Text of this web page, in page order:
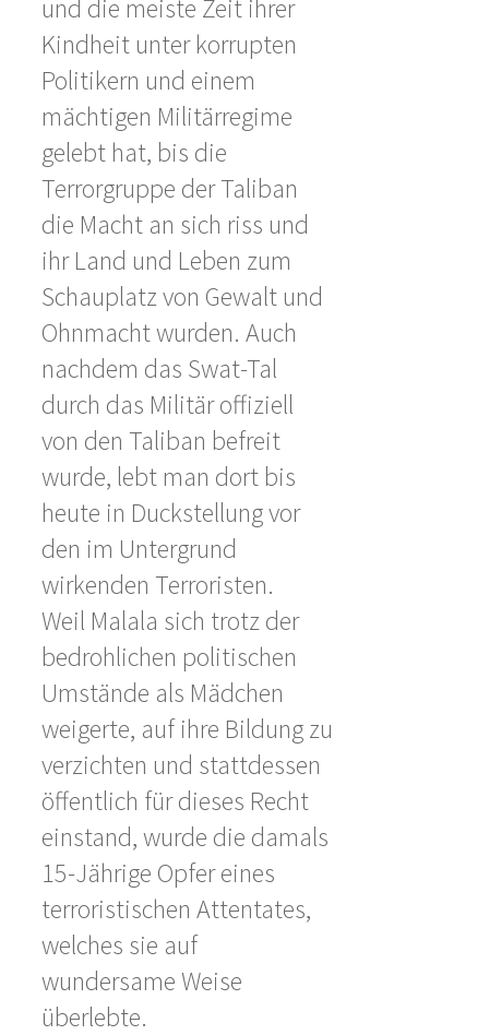
und die meiste Zeit ihrer
Kindheit unter korrupten
Politikern und einem
mächtigen Militärregime
gelebt hat, bis die
Terrorgruppe der Taliban
die Macht an sich riss und
ihr Land und Leben zum
Schauplatz von Gewalt und
Ohnmacht wurden. Auch
nachdem das Swat-Tal
durch das Militär offiziell
von den Taliban befreit
wurde, lebt man dort bis
heute in Duckstellung vor
den im Untergrund
wirkenden Terroristen.
Weil Malala sich trotz der
bedrohlichen politischen
Umstände als Mädchen
weigerte, auf ihre Bildung zu
verzichten und stattdessen
öffentlich für dieses Recht
einstand, wurde die damals
15-Jährige Opfer eines
terroristischen Attentates,
welches sie auf
wundersame Weise
überlebte.